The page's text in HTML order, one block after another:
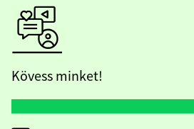
Kövess minket!